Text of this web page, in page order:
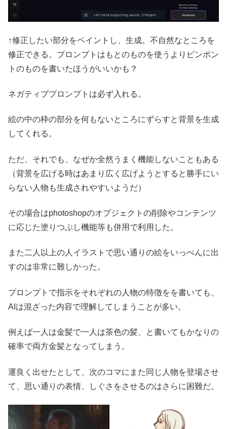
↑修正したい部分をペイントし、生成。不自然なところを
修正できる。プロンプトはもとのものを使うよりピンポン
トのものを書いたほうがいいかも？
ネガティププロンプトは必ず入れる。
絵の中の枠の部分を何もないところにずらすと背景を生成
してくれる。
ただ、それでも、なぜか全然うまく機能しないこともある
（背景を広げる時はあまり広く広げようとすると勝手にい
らない人物も生成されやすいようだ）
その場合はphotoshopのオプジェクトの削除やコンテンツ
に応じた塗りつぶし機能等も併用で利用した。
また二人以上の人イラストで思い通りの絵をいっぺんに出
すのは非常に難しかった。
プロンプトで指示をそれぞれの人物の特徴をを書いても、
AIは混ざった内容で理解してしまうことが多い。
例えば一人は金髪で一人は茶色の髪、と書いてもかなりの
確率で両方金髪となってしまう。
運良く出せたとして、次のコマにまた同じ人物を登場させ
て、思い通りの表情、しぐさをさせるのはさらに困難だ。